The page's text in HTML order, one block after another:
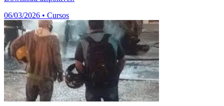
06/03/2026 • Cursos